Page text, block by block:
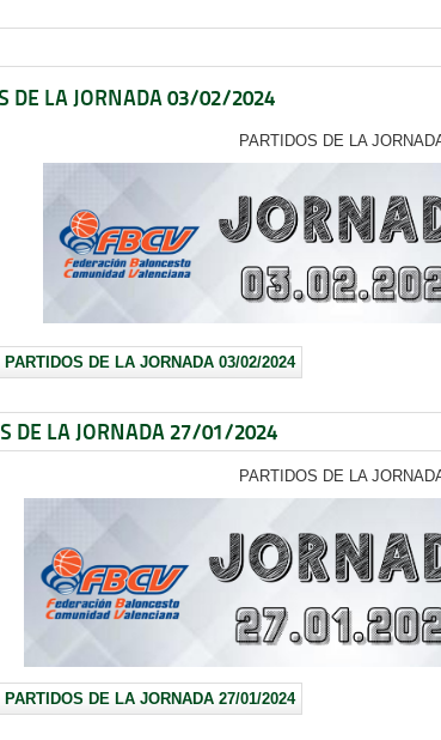
DE LA JORNADA 03/02/2024
PARTIDOS DE LA
DE LA JORNADA 03/02/2024
DE LA JORNADA 27/01/2024
PARTIDOS DE LA
DE LA JORNADA 27/01/2024